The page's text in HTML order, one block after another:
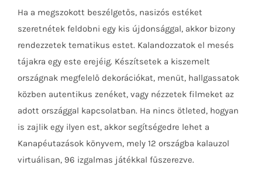
Ha a megszokott beszélgetős, nasizós estéket
szeretnétek feldobni egy kis újdonsággal, akkor bizony
rendezzetek tematikus estet. Kalandozzatok el mesés
tájakra egy este erejéig. Készítsetek a kiszemelt
országnak megfelelő dekorációkat, menüt, hallgassatok
közben autentikus zenéket, vagy nézzetek filmeket az
adott országgal kapcsolatban. Ha nincs ötleted, hogyan
is zajlik egy ilyen est, akkor segítségedre lehet a
Kanapéutazások könyvem, mely 12 országba kalauzol
virtuálisan, 96 izgalmas játékkal fűszerezve.